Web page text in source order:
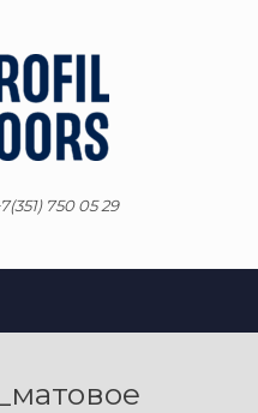
750 05 29